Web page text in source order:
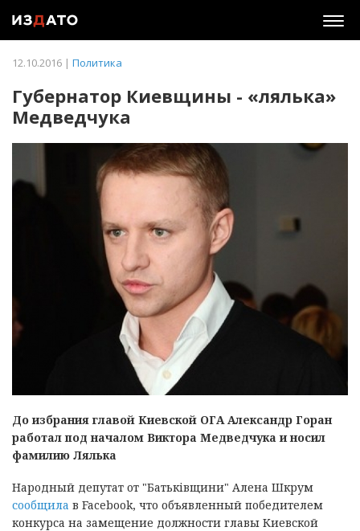
12.10.2016 | Политика
Губернатор Киевщины - «лялька»
Медведчука
До избрания главой Киевской ОГА Александр Горан
работал под началом Виктора Медведчука и носил
фамилию Лялька
Народный депутат от "Батьківщини" Алена Шкрум
сообщила в Facebook, что объявленный победителем
конкурса на замещение должности главы Киевской